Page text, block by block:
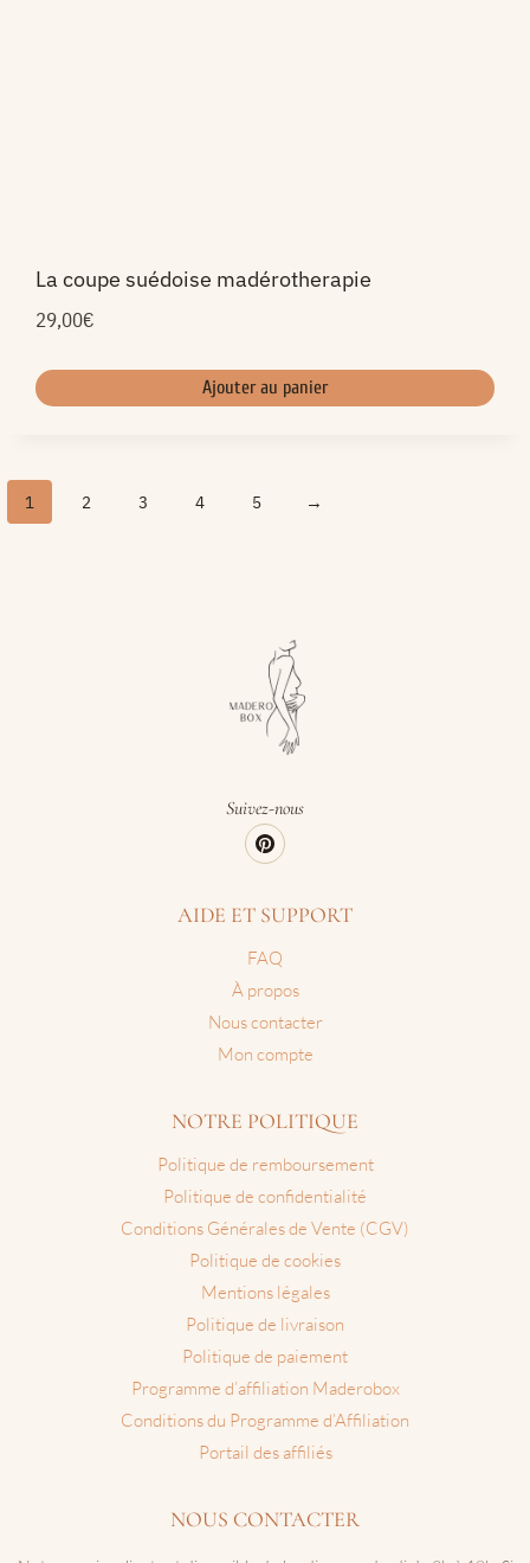
La coupe suédoise madérotherapie
29,00€
Ajouter au panier
1 2 3 4 5 →
Suivez-nous
AIDE ET SUPPORT
FAQ
À propos
Nous contacter
Mon compte
NOTRE POLITIQUE
Politique de remboursement
Politique de confidentialité
Conditions Générales de Vente (CGV)
Politique de cookies
Mentions légales
Politique de livraison
Politique de paiement
Programme d’affiliation Maderobox
Conditions du Programme d’Affiliation
Portail des affiliés
NOUS CONTACTER